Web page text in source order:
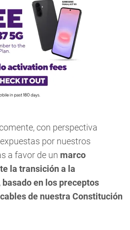
con perspectiva
por nuestros
a favor de un marco
la transición a la
en los preceptos
de nuestra Constitución